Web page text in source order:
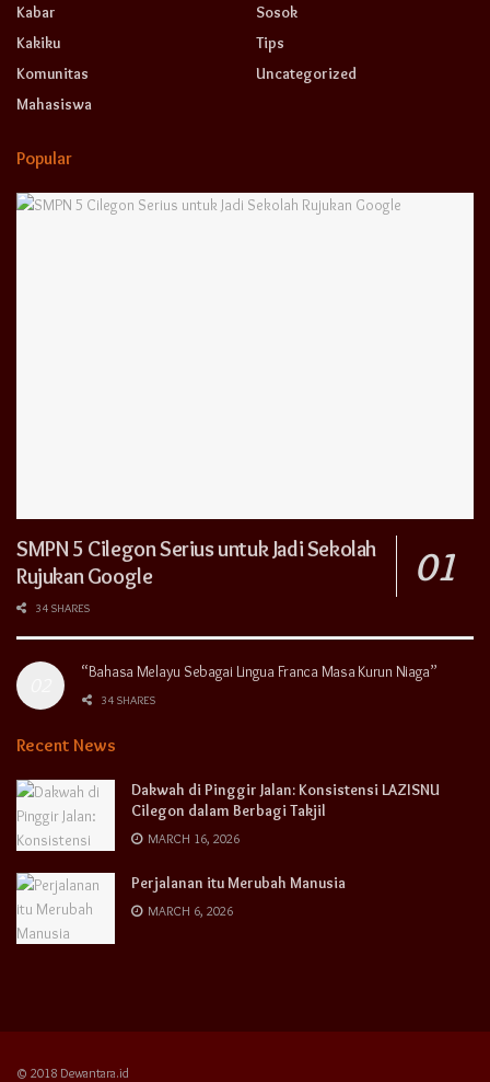
Kabar
Kakiku
Komunitas
Mahasiswa
Sosok
Tips
Uncategorized
Popular
SMPN 5 Cilegon Serius untuk Jadi Sekolah
Rujukan Google
34 SHARES
“Bahasa Melayu Sebagai Lingua Franca Masa Kurun Niaga”
34 SHARES
Recent News
Dakwah di Pinggir Jalan: Konsistensi LAZISNU
Cilegon dalam Berbagi Takjil
MARCH 16, 2026
Perjalanan itu Merubah Manusia
MARCH 6, 2026
© 2018 Dewantara.id